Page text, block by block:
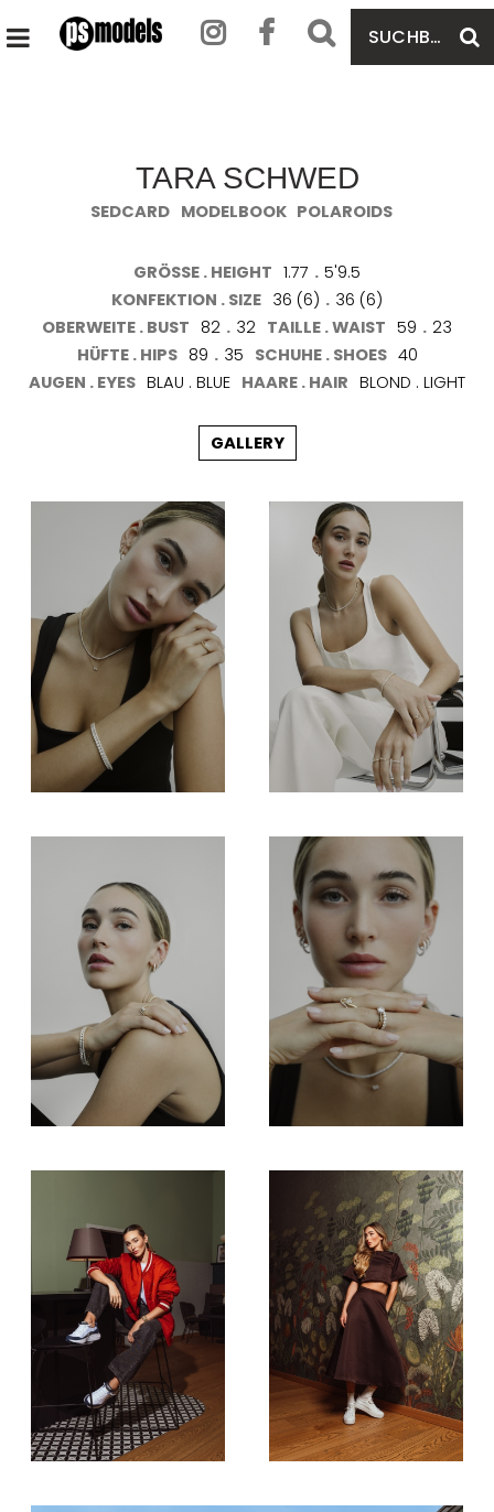
SUCHBEGRIFF
EINGEBEN
HAUPTMENÜ
TARA SCHWED
SEDCARD MODELBOOK POLAROIDS
GRÖSSE . HEIGHT 1.77 . 5'9.5
KONFEKTION . SIZE 36 (6) . 36 (6)
OBERWEITE . BUST 82 . 32 TAILLE . WAIST 59 . 23
HÜFTE . HIPS 89 . 35 SCHUHE . SHOES 40
AUGEN . EYES BLAU . BLUE HAARE . HAIR BLOND . LIGHT
GALLERY